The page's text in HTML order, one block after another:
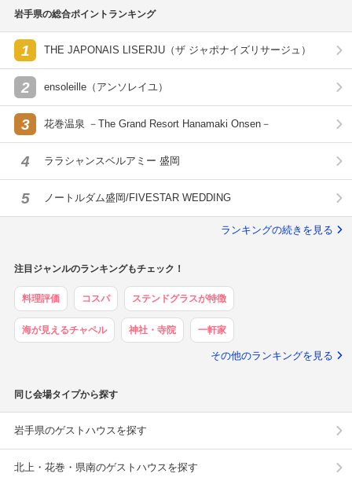
岩手県の総合ポイントランキング
1 THE JAPONAIS LISERJU（ザ ジャポナイズリサージュ）
2 ensoleille（アンソレイユ）
3 花巻温泉 －The Grand Resort Hanamaki Onsen－
4 ララシャンスベルアミー 盛岡
5 ノートルダム盛岡/FIVESTAR WEDDING
ランキングの続きを見る
注目ジャンルのランキングもチェック！
料理評価 コスパ ステンドグラスが特徴
海が見えるチャペル 神社・寺院 一軒家
その他のランキングを見る
同じ会場タイプから探す
岩手県のゲストハウスを探す
北上・花巻・県南のゲストハウスを探す